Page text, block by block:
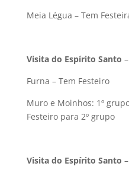
Meia Légua – Tem
Visita do Espírito Santo –
Furna – Tem Festeiro
Muro e Moinhos: 1º
Festeiro para 2º grupo
Visita do Espírito Santo –